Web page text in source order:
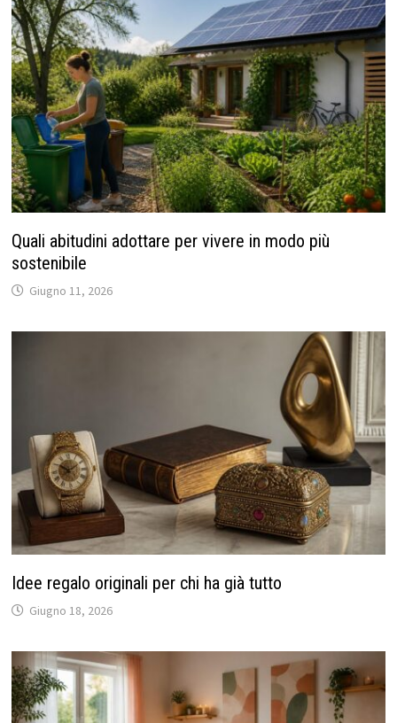
Quali abitudini adottare per vivere in modo più
sostenibile
Giugno 11, 2026
Idee regalo originali per chi ha già tutto
Giugno 18, 2026